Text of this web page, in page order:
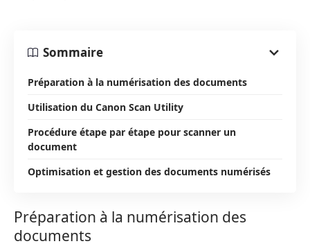
Sommaire
Préparation à la numérisation des documents
Utilisation du Canon Scan Utility
Procédure étape par étape pour scanner un
document
Optimisation et gestion des documents numérisés
Préparation à la numérisation des
documents